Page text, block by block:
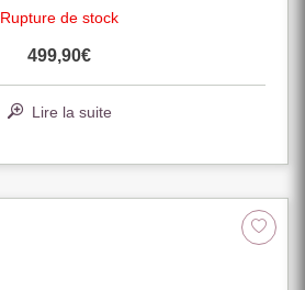
Rupture de stock
499,90€
Lire la suite